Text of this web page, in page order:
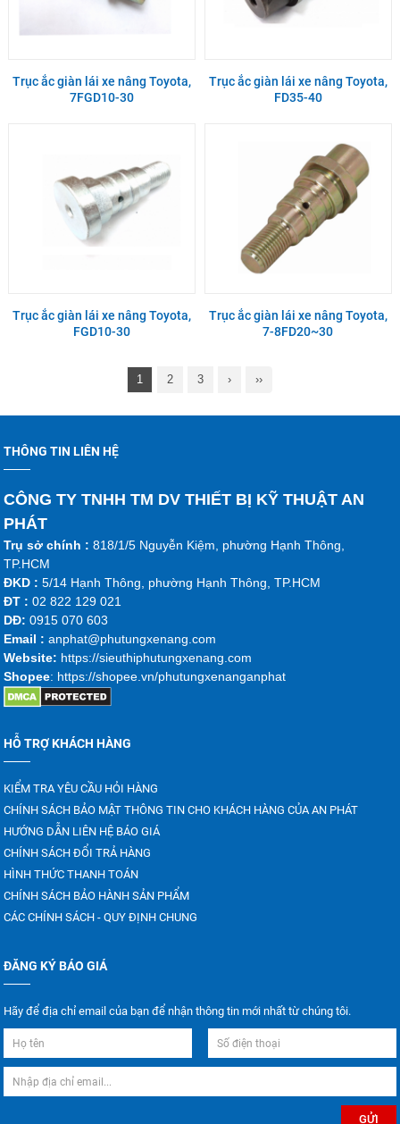
Trục ắc giàn lái xe nâng Toyota,
7FGD10-30
Trục ắc giàn lái xe nâng Toyota,
FD35-40
Trục ắc giàn lái xe nâng Toyota,
FGD10-30
Trục ắc giàn lái xe nâng Toyota,
7-8FD20~30
1 2 3 › ››
THÔNG TIN LIÊN HỆ
CÔNG TY TNHH TM DV THIẾT BỊ KỸ THUẬT AN
PHÁT
Trụ sở chính : 818/1/5 Nguyễn Kiệm, phường Hạnh Thông,
TP.HCM
ĐKD :5/14 Hạnh Thông, phường Hạnh Thông, TP.HCM
ĐT : 02 822 129 021
DĐ:0915 070 603
Email :anphat@phutungxenang.com
Website: https://sieuthiphutungxenang.com
Shopee: https://shopee.vn/phutungxenanganphat
HỖ TRỢ KHÁCH HÀNG
KIỂM TRA YÊU CẦU HỎI HÀNG
CHÍNH SÁCH BẢO MẬT THÔNG TIN CHO KHÁCH HÀNG CỦA AN PHÁT
HƯỚNG DẪN LIÊN HỆ BÁO GIÁ
CHÍNH SÁCH ĐỔI TRẢ HÀNG
HÌNH THỨC THANH TOÁN
CHÍNH SÁCH BẢO HÀNH SẢN PHẨM
CÁC CHÍNH SÁCH - QUY ĐỊNH CHUNG
ĐĂNG KÝ BÁO GIÁ
Hãy để địa chỉ email của bạn để nhận thông tin mới nhất từ chúng tôi.